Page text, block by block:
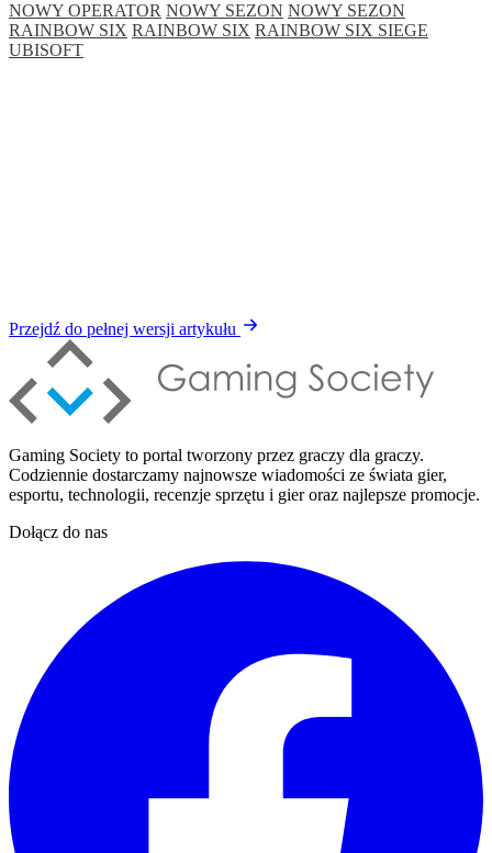
NOWY OPERATOR NOWY SEZON NOWY SEZON
RAINBOW SIX RAINBOW SIX RAINBOW SIX SIEGE
UBISOFT
Przejdź do pełnej wersji artykułu
Gaming Society to portal tworzony przez graczy dla graczy.
Codziennie dostarczamy najnowsze wiadomości ze świata gier,
esportu, technologii, recenzje sprzętu i gier oraz najlepsze promocje.
Dołącz do nas